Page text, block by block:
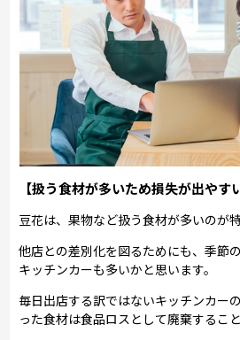
【扱う食材が多いため損失が出やすい
豆花は、果物など扱う食材が多いのが特
他店との差別化を図るためにも、季節
キッチンカーも多いかと思います。
毎日出店する訳ではないキッチンカー
った食材は食品ロスとして廃棄するこ